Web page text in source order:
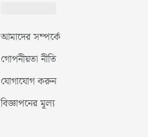
আমাদের সম্পর্কে
গোপনীয়তা নীতি
যোগাযোগ করুন
বিজ্ঞাপনের মূল্য